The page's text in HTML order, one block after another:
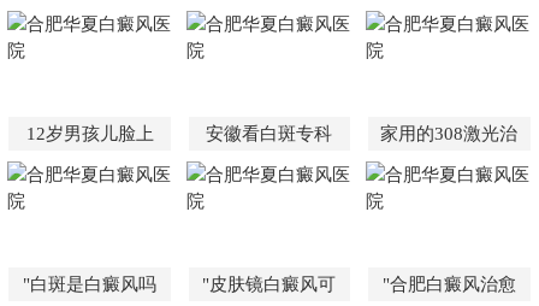
12岁男孩儿脸上 安徽看白斑专科 家用的308激光治
"白斑是白癜风吗 "皮肤镜白癜风可 "合肥白癜风治愈